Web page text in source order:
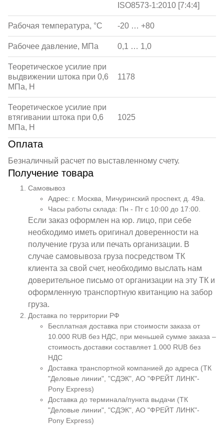
ISO8573-1:2010 [7:4:4]
Рабочая температура, °С -20 … +80
Рабочее давление, МПа 0,1 … 1,0
Теоретическое усилие при
выдвижении штока при 0,6
МПа, Н
1178
Теоретическое усилие при
втягивании штока при 0,6
МПа, Н
1025
Оплата
Безналичный расчет по выставленному счету.
Получение товара
Самовывоз
Адрес: г. Москва, Мичуринский проспект, д. 49а.
Часы работы склада: Пн - Пт с 10:00 до 17:00.
Если заказ оформлен на юр. лицо, при себе
необходимо иметь оригинал доверенности на
получение груза или печать организации. В
случае самовывоза груза посредством ТК
клиента за свой счет, необходимо выслать нам
доверительное письмо от организации на эту ТК и
оформленную транспортную квитанцию на забор
груза.
Доставка по территории РФ
Бесплатная доставка при стоимости заказа от
10.000 RUB без НДС, при меньшей сумме заказа –
стоимость доставки составляет 1.000 RUB без
НДС
Доставка транспортной компанией до адреса (ТК
"Деловые линии", "СДЭК", АО "ФРЕЙТ ЛИНК"-
Pony Express)
Доставка до терминала/пункта выдачи (ТК
"Деловые линии", "СДЭК", АО "ФРЕЙТ ЛИНК"-
Pony Express)